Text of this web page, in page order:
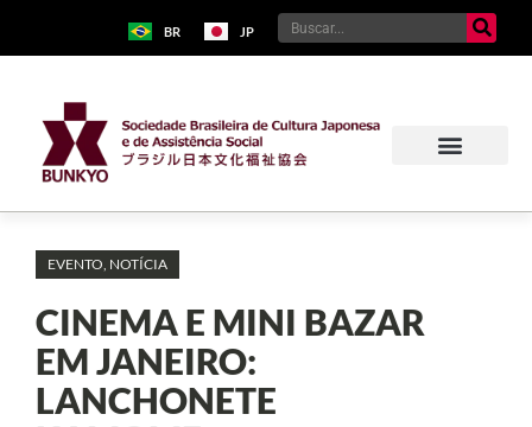
BR JP
EVENTO NOTÍCIA
CINEMA E MINI BAZAR
EM JANEIRO:
LANCHONETE